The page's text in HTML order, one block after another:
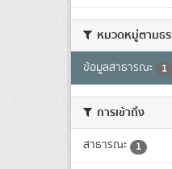
หมวดหมู่ตามธ
ข้อมูลสาธารณะ 1
การเข้าถึง
สาธารณะ 1